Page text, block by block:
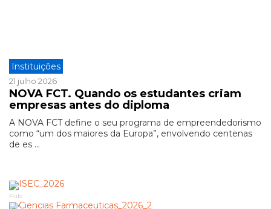
Instituições
21 julho 2026
NOVA FCT. Quando os estudantes criam
empresas antes do diploma
A NOVA FCT define o seu programa de empreendedorismo
como “um dos maiores da Europa”, envolvendo centenas
de es ...
Pub